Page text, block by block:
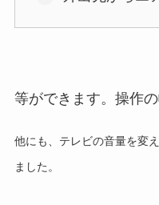
等ができます。操作
他にも、テレビの音量を変
ました。